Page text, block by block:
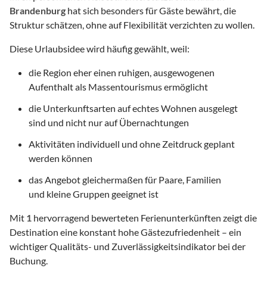
Brandenburg hat sich besonders für Gäste bewährt, die
Struktur schätzen, ohne auf Flexibilität verzichten zu wollen.
Diese Urlaubsidee wird häufig gewählt, weil:
die Region eher einen ruhigen, ausgewogenen
Aufenthalt als Massentourismus ermöglicht
die Unterkunftsarten auf echtes Wohnen ausgelegt
sind und nicht nur auf Übernachtungen
Aktivitäten individuell und ohne Zeitdruck geplant
werden können
das Angebot gleichermaßen für Paare, Familien
und kleine Gruppen geeignet ist
Mit 1 hervorragend bewerteten Ferienunterkünften zeigt die
Destination eine konstant hohe Gästezufriedenheit – ein
wichtiger Qualitäts- und Zuverlässigkeitsindikator bei der
Buchung.